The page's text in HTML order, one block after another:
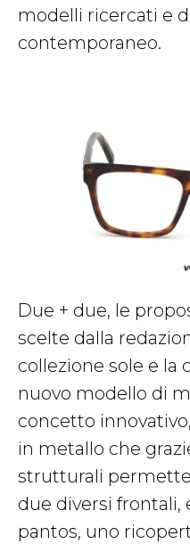
modelli ricercati e
contemporaneo.
Due + due, le
scelte dalla
collezione sole e la
nuovo modello di
concetto
in metallo che
strutturali
due diversi
pantos, uno